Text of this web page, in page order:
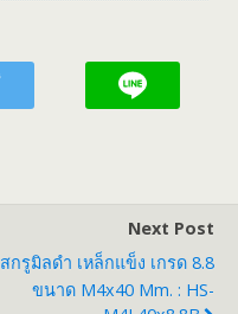
Next Post
สกรูมิลดำ เหล็กแข็ง เกรด 8.8
ขนาด M4x40 Mm. : HS-